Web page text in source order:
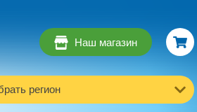
Наш магазин
регион